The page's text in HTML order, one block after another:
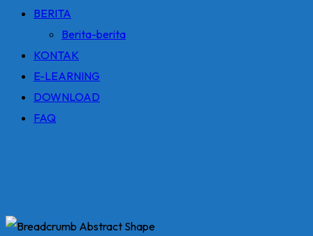
BERITA
Berita-berita
KONTAK
E-LEARNING
DOWNLOAD
FAQ